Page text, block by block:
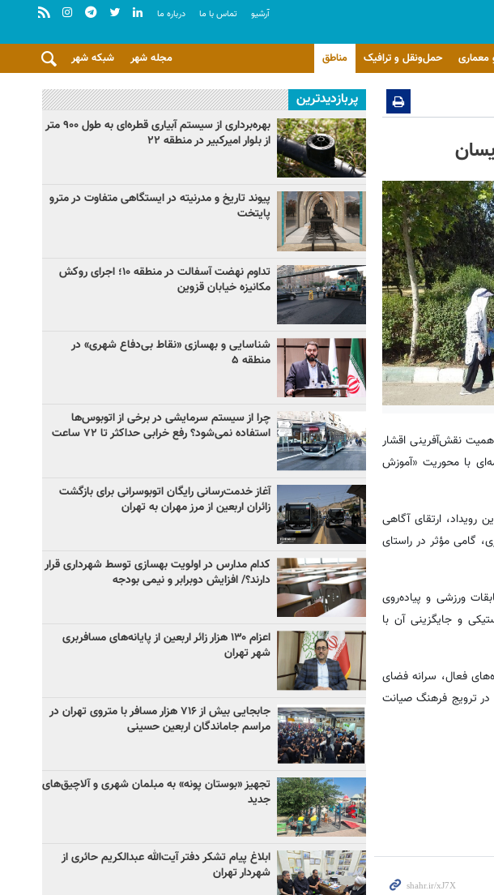
آرشيو تماس با ما درباره ما
معماری حمل‌ونقل و ترافیک مناطق شبکه شهر مجله شهر
۴ این منطقه ضمن تأکید بر اهمیت نقش‌آفرینی اقشار
با محوریت «آموزش
ارتقای آگاهی
گامی مؤثر در راستای
مسابقات ورزشی و پیاده‌روی
و جایگزینی آن با
گروه‌های فعال، سرانه فضای
در ترویج فرهنگ صیانت
پربازدیدترین
بهره‌برداری از سیستم آبیاری قطره‌ای به طول ۹۰۰ متر
از بلوار امیرکبیر در منطقه ۲۲
پیوند تاریخ و مدرنیته در ایستگاهی متفاوت در مترو
پایتخت
تداوم نهضت آسفالت در منطقه ۱۰؛ اجرای روکش
مکانیزه خیابان قزوین
شناسایی و بهسازی «نقاط بی‌دفاع شهری» در
منطقه ۵
چرا از سیستم سرمایشی در برخی از اتوبوس‌ها
استفاده نمی‌شود؟ رفع خرابی حداکثر تا ۷۲ ساعت
آغاز خدمت‌رسانی رایگان اتوبوسرانی برای بازگشت
زائران اربعین از مرز مهران به تهران
کدام مدارس در اولویت بهسازی توسط شهرداری قرار
دارند؟/ افزایش دوبرابر و نیمی بودجه
اعزام ۱۳۰ هزار زائر اربعین از پایانه‌های مسافربری
شهر تهران
جابجایی بیش از ۷۱۶ هزار مسافر با متروی تهران در
مراسم جاماندگان اربعین حسینی
تجهیز «بوستان پونه» به مبلمان شهری و آلاچیق‌های
جدید
ابلاغ پیام تشکر دفتر آیت‌الله عبدالکریم حائری از
شهردار تهران